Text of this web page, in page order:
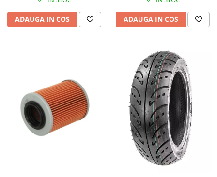
Pompa Presiune
Robinet benzina
Piese Snowmobil
Plastice
Aparatoare
ADAUGA IN COS ADAUGA IN COS